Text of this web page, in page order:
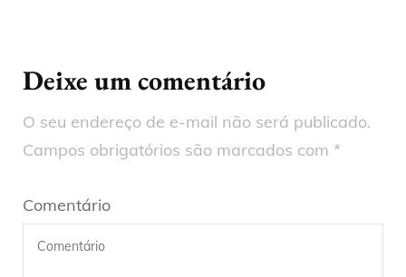
Deixe um comentário
O seu endereço de e-mail não será publicado.
Campos obrigatórios são marcados com *
Comentário